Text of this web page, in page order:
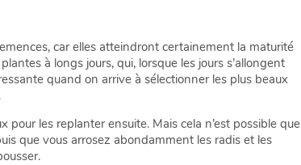
car elles atteindront certainement la maturité
à longs jours, qui, lorsque les jours s’allongent
quand on arrive à sélectionner les plus beaux
les replanter ensuite. Mais cela n’est possible que
que vous arrosez abondamment les radis et les